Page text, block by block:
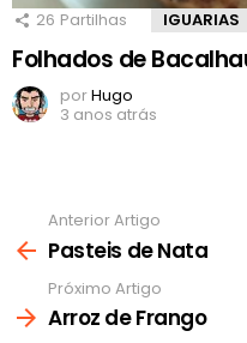
26 Partilhas IGUARIAS
Folhados de
porHugo
3 anos atrás
mais
Anterior Artigo
Pasteis de Nata
Próximo Artigo
Arroz de Frango